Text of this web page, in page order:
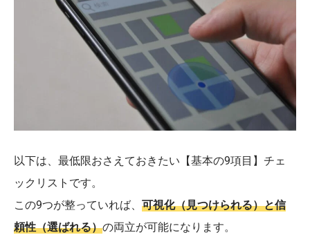
以下は、最低限おさえておきたい【基本の9項目】チェ
ックリストです。
この9つが整っていれば、 可視化（見つけられる）と信
頼性（選ばれる）の両立が可能になります。